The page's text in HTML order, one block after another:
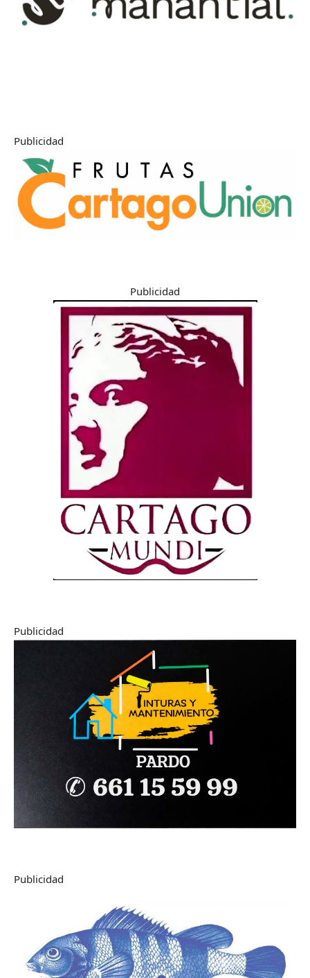
Publicidad
Publicidad
Publicidad
Publicidad